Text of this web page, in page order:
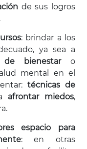
de sus logros
: brindar a los
ya sea a
de bienestaro
mental en el
técnicas de
afrontar miedos,
espacio para
: en otras